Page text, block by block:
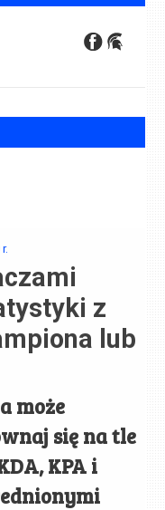
r.
z
lub
może
się na tle
KPA i